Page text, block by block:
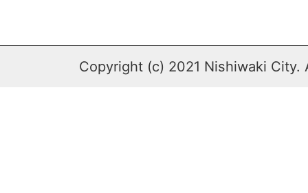
Copyright (c) 2021 Nishiwaki City.